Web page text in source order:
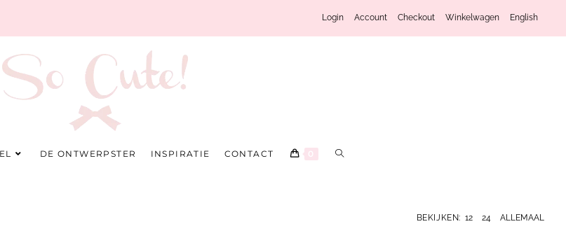
Login Account Checkout Winkelwagen English
DE ONTWERPSTER INSPIRATIE CONTACT 0
BEKIJKEN: 12 24 ALLEMAAL